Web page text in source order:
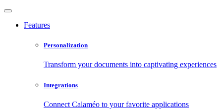
Features
Personalization
Transform your documents into captivating experiences
Integrations
Connect Calaméo to your favorite applications